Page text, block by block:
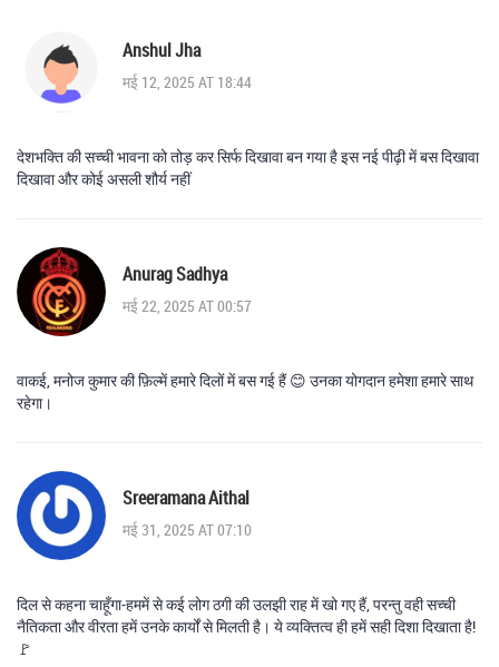
Anshul Jha
मई 12, 2025 AT 18:44
देशभक्ति की सच्ची भावना को तोड़ कर सिर्फ दिखावा बन गया है इस नई पीढ़ी में बस दिखावा
दिखावा और कोई असली शौर्य नहीं
Anurag Sadhya
मई 22, 2025 AT 00:57
वाकई, मनोज कुमार की फ़िल्में हमारे दिलों में बस गई हैं 😊 उनका योगदान हमेशा हमारे साथ
रहेगा।
Sreeramana Aithal
मई 31, 2025 AT 07:10
दिल से कहना चाहूँगा-हममें से कई लोग ठगी की उलझी राह में खो गए हैं, परन्तु वही सच्ची
नैतिकता और वीरता हमें उनके कार्यों से मिलती है। ये व्यक्तित्व ही हमें सही दिशा दिखाता है!
🚩